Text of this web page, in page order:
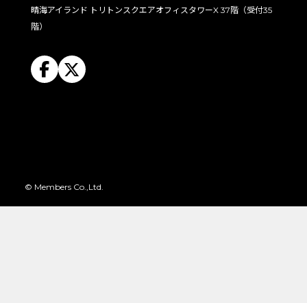
晴海アイランド トリトンスクエアオフィスタワーX 37階（受付35
階）
© Members Co.,Ltd.